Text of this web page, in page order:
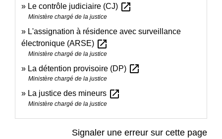
Le contrôle judiciaire (CJ) open_in_new
Ministère chargé de la justice
L'assignation à résidence avec surveillance
électronique (ARSE) open_in_new
Ministère chargé de la justice
La détention provisoire (DP) open_in_new
Ministère chargé de la justice
La justice des mineurs open_in_new
Ministère chargé de la justice
Signaler une erreur sur cette page